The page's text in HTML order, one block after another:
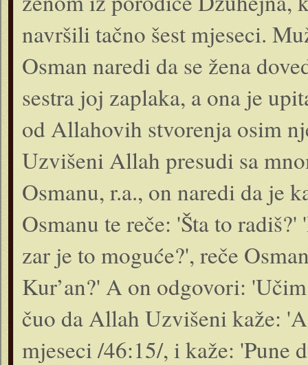
navršili tačno šest mjeseci.
Osman naredi da se žena
sestra joj zaplaka, a ona je
od Allahovih stvorenja osim
Uzvišeni Allah presudi sa
Osmanu, r.a., on naredi da je
Osmanu te reče: 'Šta to
zar je to moguće?', reče
Kur’an?' A on odgovori:
čuo da Allah Uzvišeni kaže:
mjeseci /46:15/, i kaže: 'Pune